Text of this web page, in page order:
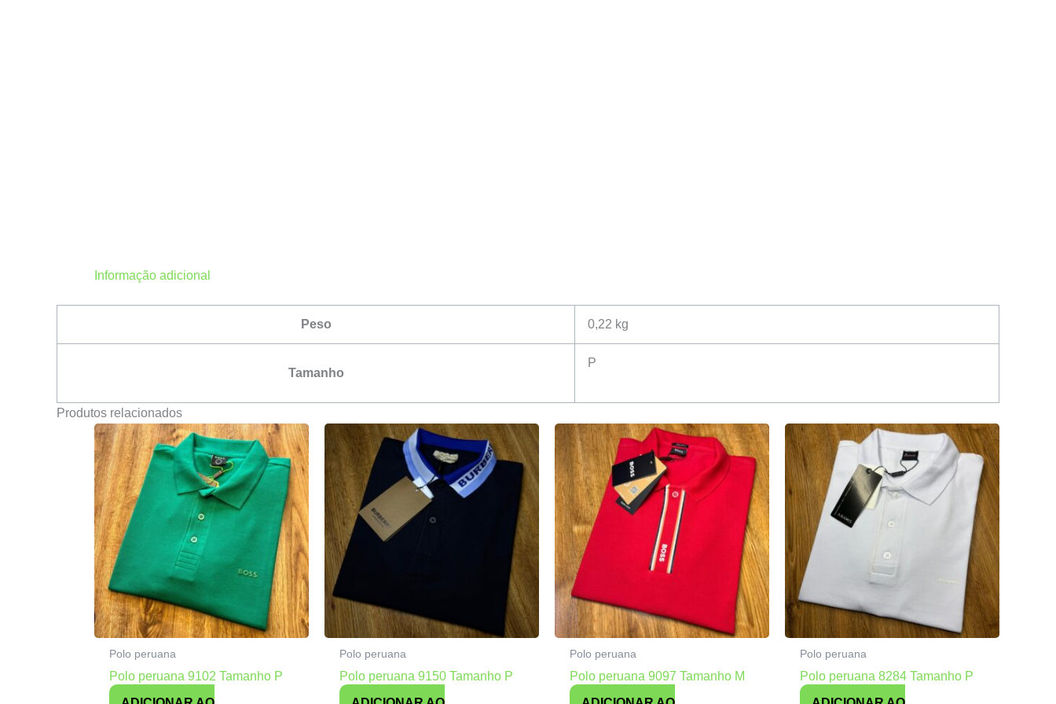
Informação adicional
Peso 0,22 kg
Tamanho
P
Produtos relacionados
Polo peruana
Polo peruana 9102 Tamanho P
Polo peruana
Polo peruana 9150 Tamanho P
Polo peruana
Polo peruana 9097 Tamanho M
Polo peruana
Polo peruana 8284 Tamanho P